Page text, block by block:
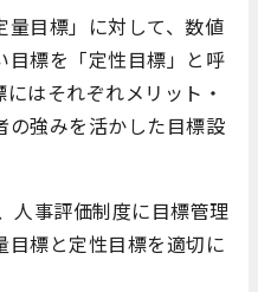
目標」に対して、数値
目標を「定性目標」と呼
はそれぞれメリット・
の強みを活かした目標設
人事評価制度に目標管理
目標と定性目標を適切に